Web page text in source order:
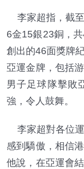
李家超指，截
6金15銀23銅，
創出的46面獎牌
亞運金牌，包括
男子足球隊擊敗
強，令人鼓舞。
李家超對各位
感到驕傲，相信
他說，在亞運會